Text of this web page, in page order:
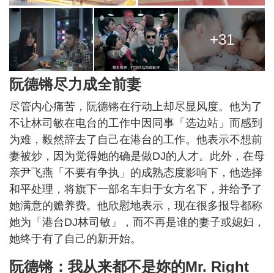
+31
阮德锵尽力成全前妻
尽管内心痛苦，阮德锵在行动上却尽显风度。他为了
不让林司敏在电台的工作中因同事「选边站」而感到
为难，毅然辞去了自己在港台的工作。他表示不想前
妻被炒，因为觉得她的确是做DJ的人才。此外，在母
亲尹飞燕「不要有争执」的成熟态度影响下，他选择
和平处理，将旗下一部名车归于女方名下，并给予了
她满意的赡养费。他欣慰地表示，现在很多报导都称
她为「港台DJ林司敏」，而不再是谁的妻子或媳妇，
她终于有了自己的新开始。
阮德锵：我从来都不是妳的Mr. Right